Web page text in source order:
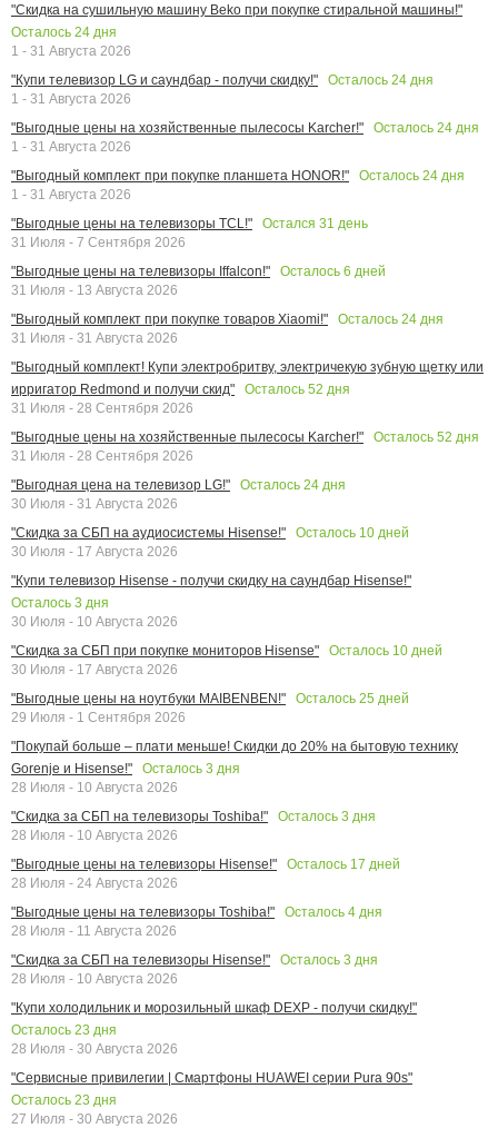
"Скидка на сушильную машину Beko при покупке стиральной машины!"
Осталось 24 дня
1 - 31 Августа 2026
"Купи телевизор LG и саундбар - получи скидку!"
Осталось 24 дня
1 - 31 Августа 2026
"Выгодные цены на хозяйственные пылесосы Karcher!"
Осталось 24 дня
1 - 31 Августа 2026
"Выгодный комплект при покупке планшета HONOR!"
Осталось 24 дня
1 - 31 Августа 2026
"Выгодные цены на телевизоры TCL!"
Остался 31 день
31 Июля - 7 Сентября 2026
"Выгодные цены на телевизоры Iffalcon!"
Осталось 6 дней
31 Июля - 13 Августа 2026
"Выгодный комплект при покупке товаров Xiaomi!"
Осталось 24 дня
31 Июля - 31 Августа 2026
"Выгодный комплект! Купи электробритву, электричекую зубную щетку или
ирригатор Redmond и получи скид"
Осталось 52 дня
31 Июля - 28 Сентября 2026
"Выгодные цены на хозяйственные пылесосы Karcher!"
Осталось 52 дня
31 Июля - 28 Сентября 2026
"Выгодная цена на телевизор LG!"
Осталось 24 дня
30 Июля - 31 Августа 2026
"Скидка за СБП на аудиосистемы Hisense!"
Осталось 10 дней
30 Июля - 17 Августа 2026
"Купи телевизор Hisense - получи скидку на саундбар Hisense!"
Осталось 3 дня
30 Июля - 10 Августа 2026
"Скидка за СБП при покупке мониторов Hisense"
Осталось 10 дней
30 Июля - 17 Августа 2026
"Выгодные цены на ноутбуки MAIBENBEN!"
Осталось 25 дней
29 Июля - 1 Сентября 2026
"Покупай больше – плати меньше! Скидки до 20% на бытовую технику
Gorenje и Hisense!"
Осталось 3 дня
28 Июля - 10 Августа 2026
"Скидка за СБП на телевизоры Toshiba!"
Осталось 3 дня
28 Июля - 10 Августа 2026
"Выгодные цены на телевизоры Hisense!"
Осталось 17 дней
28 Июля - 24 Августа 2026
"Выгодные цены на телевизоры Toshiba!"
Осталось 4 дня
28 Июля - 11 Августа 2026
"Скидка за СБП на телевизоры Hisense!"
Осталось 3 дня
28 Июля - 10 Августа 2026
"Купи холодильник и морозильный шкаф DEXP - получи скидку!"
Осталось 23 дня
28 Июля - 30 Августа 2026
"Сервисные привилегии | Смартфоны HUAWEI серии Pura 90s"
Осталось 23 дня
27 Июля - 30 Августа 2026